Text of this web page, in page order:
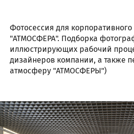
Фотосессия для
"АТМОСФЕРА". Подборка
иллюстрирующих рабочий
дизайнеров компании, а также
атмосферу "АТМОСФЕРЫ")